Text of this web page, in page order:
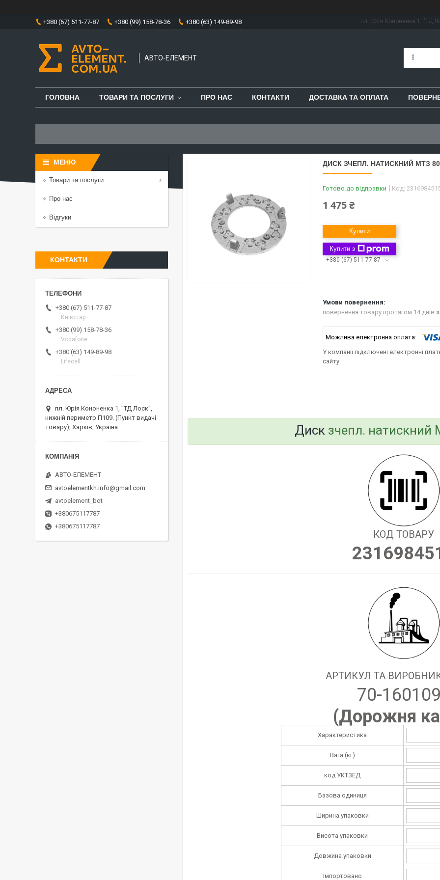
+380 (67) 511-77-87 +380 (99) 158-78-36 +380 (63) 149-89-98 пл. Юрія Кононенка 1, "ТД
АВТО-ЕЛЕМЕНТ
ГОЛОВНА ТОВАРИ ТА ПОСЛУГИ ПРО НАС КОНТАКТИ ДОСТАВКА ТА ОПЛАТА
ДИСК ЗЧЕПЛ. НАТИСКНИЙ МТЗ 80
Готово до відправки Код:
1 475 ₴
Купити
Купити з
+380 (67) 511-77-87
повернення товару протягом 14 днів
У компанії підключені електронні
сайту.
Диск зчепл.
КОД ТОВАРУ
АРТИКУЛ ТА
70-
(Дорожня
Характеристика
Вага (кг)
код УКТЗЕД
Базова одиниця
Ширина упаковки
Висота упаковки
Довжина упаковки
Імпортовано
Товари та послуги
Про нас
Відгуки
КОНТАКТИ
+380 (67) 511-77-87
Київстар
+380 (99) 158-78-36
Vodafone
+380 (63) 149-89-98
Lifecell
пл. Юрія Кононенка 1, "ТД Лоск",
нижній периметр П109. (Пункт видачі
товару), Харків, Україна
АВТО-ЕЛЕМЕНТ
avtoelementkh.info@gmail.com
avtoelement_bot
+380675117787
+380675117787